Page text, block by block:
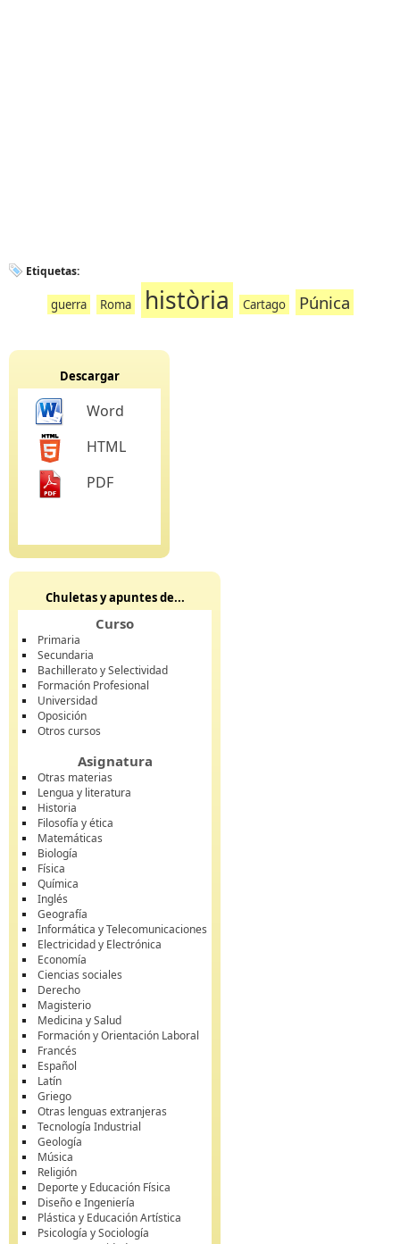
Etiquetas:
guerra Roma història Cartago Púnica
Descargar
Word
HTML
PDF
Chuletas y apuntes de...
Curso
Primaria
Secundaria
Bachillerato y Selectividad
Formación Profesional
Universidad
Oposición
Otros cursos
Asignatura
Otras materias
Lengua y literatura
Historia
Filosofía y ética
Matemáticas
Biología
Física
Química
Inglés
Geografía
Informática y Telecomunicaciones
Electricidad y Electrónica
Economía
Ciencias sociales
Derecho
Magisterio
Medicina y Salud
Formación y Orientación Laboral
Francés
Español
Latín
Griego
Otras lenguas extranjeras
Tecnología Industrial
Geología
Música
Religión
Deporte y Educación Física
Diseño e Ingeniería
Plástica y Educación Artística
Psicología y Sociología